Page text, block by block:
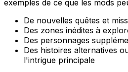
exemples de ce que les mods
De nouvelles quêtes et
Des zones inédites à
Des personnages
Des histoires alternatives
l'intrigue principale